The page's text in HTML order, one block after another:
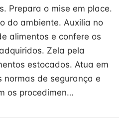
Prepara o mise em place.
do ambiente. Auxilia no
alimentos e confere os
Zela pela
estocados. Atua em
normas de segurança e
os procedimen…